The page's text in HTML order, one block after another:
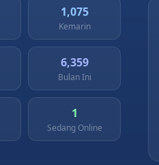
1,075
Kemarin
6,359
Bulan Ini
1
Sedang Online